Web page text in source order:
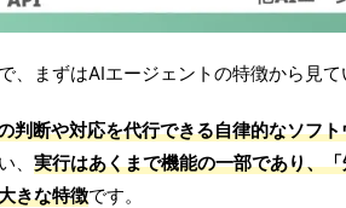
、まずはAIエージェントの特徴から見て
判断や対応を代行できる自律的なソフト
、 実行はあくまで機能の一部であり、
きな特徴です。